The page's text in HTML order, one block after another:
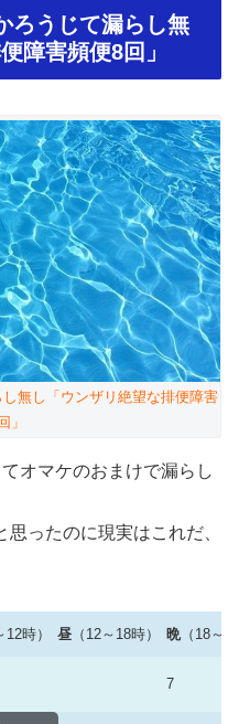
ろうじて漏らし無
障害頻便8回」
無し「ウンザリ絶望な排便障害
」
オマケのおまけで漏らし
ったのに現実はこれだ、
12時） 昼 （12～18時） 晩（18～
7